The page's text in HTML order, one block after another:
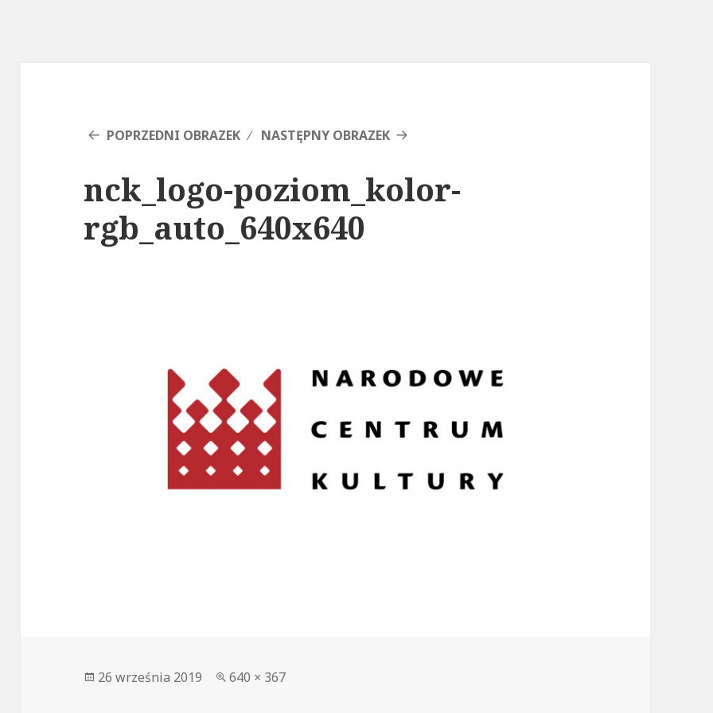
POPRZEDNI OBRAZEK NASTĘPNY OBRAZEK
nck_logo-poziom_kolor-
rgb_auto_640x640
Data
26 września 2019
Pełny
640 × 367